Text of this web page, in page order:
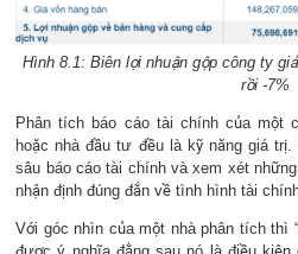
Hình 8.1: Biên lợi nhuận gộp công ty
rồi -7%
Phân tích báo cáo tài chính của một
hoặc nhà đầu tư đều là kỹ năng giá
sâu báo cáo tài chính và xem xét
nhận định đúng đắn về tình hình tài
Với góc nhìn của một nhà phân tích thì